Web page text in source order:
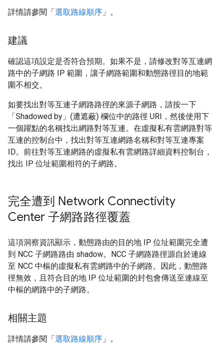
詳情請參閱「選取路線順序 」。
建議
確認這項設定是否符合預期。如果不是，請修改對等互連網
路中的子網路 IP 範圍，讓子網路範圍和動態路徑目的地範
圍不相交。
如要找出對等互連子網路路徑的來源子網路，請按一下
「Shadowed by」(遭遮蔽) 欄位中的路徑 URI，然後使用下
一個躍點的名稱找出網路對等互連。 在虛擬私有雲網路對等
互連的控制台中，找出對等互連網路名稱和對等互連專案
ID。前往對等互連網路的虛擬私有雲網路詳細資料控制台，
找出 IP 位址範圍相符的子網路。
完全遭到 Network Connectivity
Center 子網路路徑覆蓋
這項洞察資訊顯示，動態路由的目的地 IP 位址範圍完全遭
到 NCC 子網路路由 shadow。NCC 子網路路徑源自於連線
至 NCC 中樞的虛擬私有雲網路中的子網路。因此，動態路
徑無效，且符合目的地 IP 位址範圍的封包會傳送至連線至
中樞的網路中的子網路。
相關主題
詳情請參閱「選取路線順序 」。